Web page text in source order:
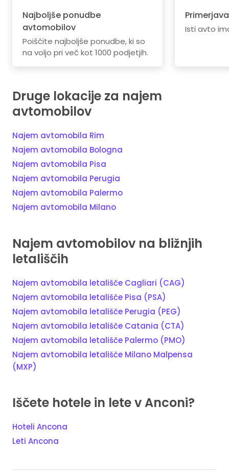
Najboljše ponudbe
avtomobilov
Poiščite najboljše ponudbe, ki so
na voljo pri več kot 1000 podjetjih.
Isti avto
Druge lokacije za najem
avtomobilov
Najem avtomobila Rim
Najem avtomobila Bologna
Najem avtomobila Pisa
Najem avtomobila Perugia
Najem avtomobila Palermo
Najem avtomobila Milano
Najem avtomobilov na bližnjih
letališčih
Najem avtomobila letališče Cagliari (CAG)
Najem avtomobila letališče Pisa (PSA)
Najem avtomobila letališče Perugia (PEG)
Najem avtomobila letališče Catania (CTA)
Najem avtomobila letališče Palermo (PMO)
Najem avtomobila letališče Milano Malpensa
(MXP)
Iščete hotele in lete v Anconi?
Hoteli Ancona
Leti Ancona